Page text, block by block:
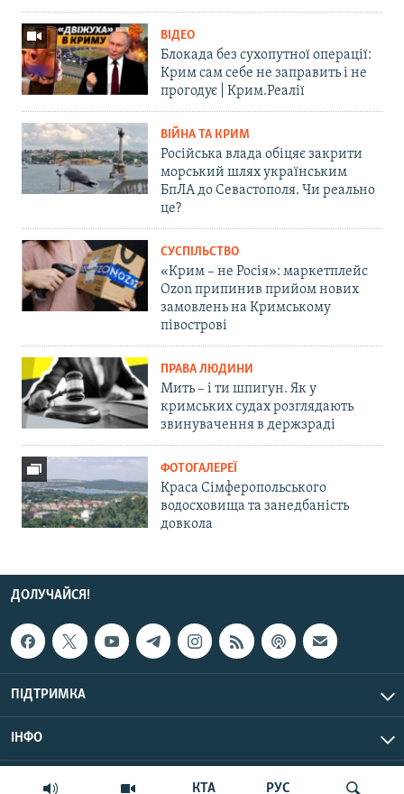
КТА РУС
ВІДЕО
Блокада без сухопутної операції:
Крим сам себе не заправить і не
прогодує | Крим.Реалії
ВІЙНА ТА КРИМ
Російська влада обіцяє закрити
морський шлях українським
БпЛА до Севастополя. Чи реально
це?
СУСПІЛЬСТВО
«Крим – не Росія»: маркетплейс
Ozon припинив прийом нових
замовлень на Кримському
півострові
ПРАВА ЛЮДИНИ
Мить – і ти шпигун. Як у
кримських судах розглядають
звинувачення в держзраді
ФОТОГАЛЕРЕЇ
Краса Сімферопольського
водосховища та занедбаність
довкола
ДОЛУЧАЙСЯ!
ПІДТРИМКА
ІНФО
© Крим.Реалії, 2026 | Усі права застережено.